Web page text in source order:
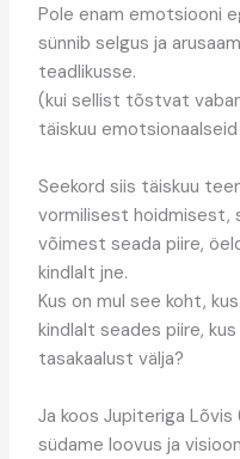
Pole enam emotsiooni
sünnib selgus ja
teadlikusse.
(kui sellist tõstvat
täiskuu
Seekord siis täiskuu
vormilisest
võimest seada piire,
kindlalt jne.
Kus on mul see koht,
kindlalt seades piire,
tasakaalust välja?
Ja koos Jupiteriga
südame loovus ja